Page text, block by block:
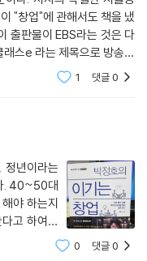
제각각이다. 남다른 학식
드 브랜슨, IKEA의 잉바르
에 어울리는 사람이라는 것
있다면 누구나 창업에 성
을 살핀다. 창업 현장에서
로 일어난다. 철저한 시장
반드시 투자자를 모집하
나 영상, 카드뉴스가 훨씬
다. 창업을 위해 굳이 회사
직함과 직급을 “마구 뿌려
어를 보유한 A급 직원보다
할 수도 있다.
"창업"에 관해서도 책을 냈
출판물이 EBS라는 것은 다
스e 라는 제목으로 방송을
지만 한번씩 채널을 돌리
1 댓글0
해야 한다.
0 댓글0